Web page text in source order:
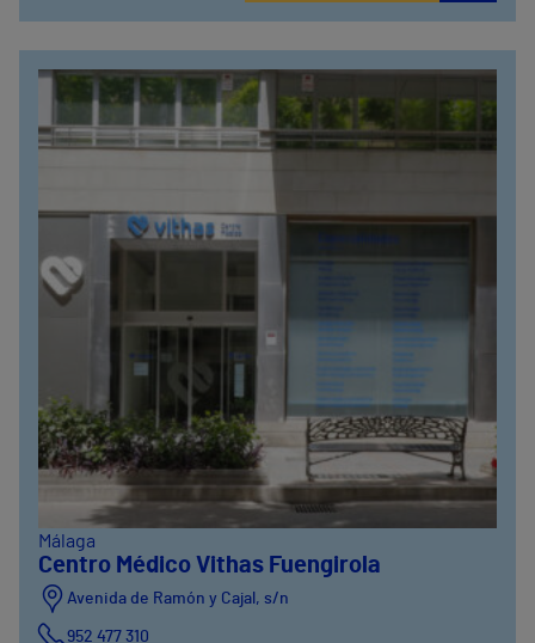
Málaga
Centro Médico Vithas Fuengirola
Avenida de Ramón y Cajal, s/n
952 477 310